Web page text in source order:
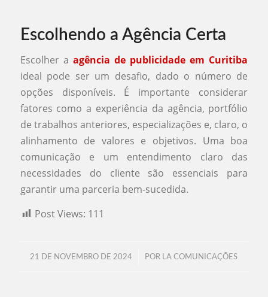
Escolhendo a Agência Certa
Escolher a agência de publicidade em Curitiba
ideal pode ser um desafio, dado o número de
opções disponíveis. É importante considerar
fatores como a experiência da agência, portfólio
de trabalhos anteriores, especializações e, claro, o
alinhamento de valores e objetivos. Uma boa
comunicação e um entendimento claro das
necessidades do cliente são essenciais para
garantir uma parceria bem-sucedida.
Post Views: 111
21 DE NOVEMBRO DE 2024
/ POR LA COMUNICAÇÕES